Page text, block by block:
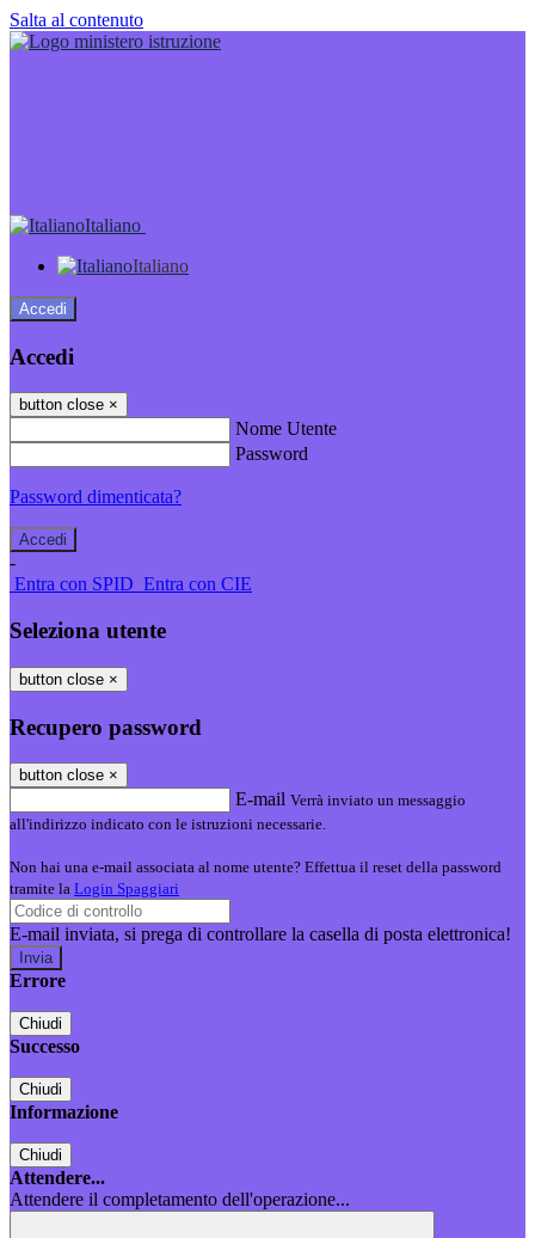
Salta al contenuto
Italiano
Italiano
Accedi
Accedi
button close ×
Nome Utente
Password
Password dimenticata?
-
Entra con SPID Entra con CIE
Seleziona utente
button close ×
Recupero password
button close ×
E-mail Verrà inviato un messaggio
all'indirizzo indicato con le istruzioni necessarie.
Non hai una e-mail associata al nome utente? Effettua il reset della password
tramite la Login Spaggiari
E-mail inviata, si prega di controllare la casella di posta elettronica!
Errore
Chiudi
Successo
Chiudi
Informazione
Chiudi
Attendere...
Attendere il completamento dell'operazione...